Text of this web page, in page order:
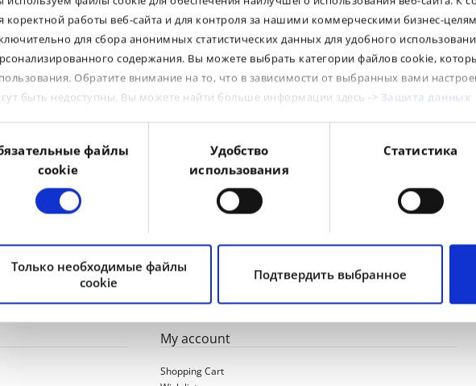
коректной работы веб-сайта и для контроля за нашими коммерческими бизнес-
для сбора анонимных статистических данных для удобного
содержания. Вы можете выбрать категории файлов cookie,
Обратите внимание на то, что в зависимости от выбранных вами
быть недоступны. Вы можете найти больше информации здесь -> Защита данных
файлы
cookie
Удобство
использования
Статистика
Только необходимые файлы
cookie
Подтвердить выбранное
Tyre size R / D TL / TT LI / SI PR Tread
IF280/70R15 R TL 128D Rib 713
IF320/70R15 R TL 146D Rib 713
IF240/80R15 TL Rib 713
IF265/85R15 TL
My account
Shopping Cart